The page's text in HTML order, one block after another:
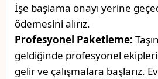
İşe başlama onayı yerine
ödemesini alırız.
Profesyonel Paketleme:
geldiğinde profesyonel
gelir ve çalışmalara başlarız.